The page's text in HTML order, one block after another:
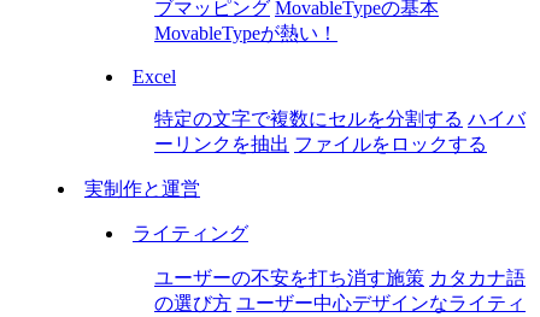
ブマッピング MovableTypeの基本
MovableTypeが熱い！
Excel
特定の文字で複数にセルを分割する ハイバ
ーリンクを抽出 ファイルをロックする
実制作と運営
ライティング
ユーザーの不安を打ち消す施策 カタカナ語
の選び方 ユーザー中心デザインなライティ